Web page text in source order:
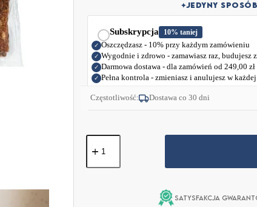
✦JEDYNY
Subskrypcja 10% taniej
✓ Oszczędzasz - 10% przy każdym zamówieniu
✓ Wygodnie i zdrowo - zamawiasz raz, budujesz
✓ Darmowa dostawa - dla zamówień od 249,00 zł
✓ Pełna kontrola - zmieniasz i anulujesz w
Częstotliwość: Dostawa co 30 dni
ilość
Keto
Pieczywo
Satysfakcja